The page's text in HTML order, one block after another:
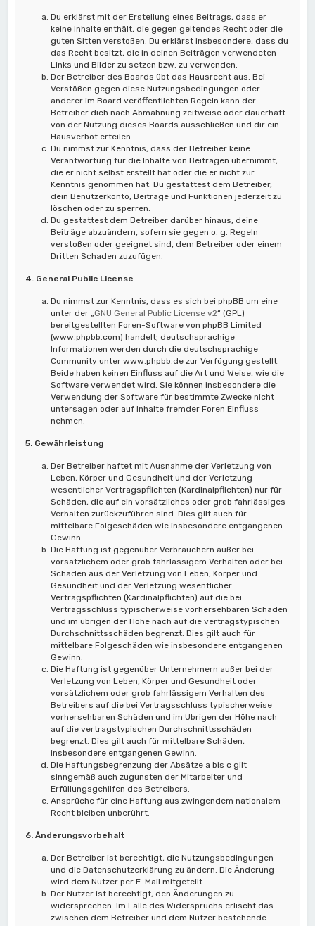
Du erklärst mit der Erstellung eines Beitrags, dass er
keine Inhalte enthält, die gegen geltendes Recht oder die
guten Sitten verstoßen. Du erklärst insbesondere, dass du
das Recht besitzt, die in deinen Beiträgen verwendeten
Links und Bilder zu setzen bzw. zu verwenden.
Der Betreiber des Boards übt das Hausrecht aus. Bei
Verstößen gegen diese Nutzungsbedingungen oder
anderer im Board veröffentlichten Regeln kann der
Betreiber dich nach Abmahnung zeitweise oder dauerhaft
von der Nutzung dieses Boards ausschließen und dir ein
Hausverbot erteilen.
Du nimmst zur Kenntnis, dass der Betreiber keine
Verantwortung für die Inhalte von Beiträgen übernimmt,
die er nicht selbst erstellt hat oder die er nicht zur
Kenntnis genommen hat. Du gestattest dem Betreiber,
dein Benutzerkonto, Beiträge und Funktionen jederzeit zu
löschen oder zu sperren.
Du gestattest dem Betreiber darüber hinaus, deine
Beiträge abzuändern, sofern sie gegen o. g. Regeln
verstoßen oder geeignet sind, dem Betreiber oder einem
Dritten Schaden zuzufügen.
4. General Public License
Du nimmst zur Kenntnis, dass es sich bei phpBB um eine
unter der „GNU General Public License v2“ (GPL)
bereitgestellten Foren-Software von phpBB Limited
(www.phpbb.com) handelt; deutschsprachige
Informationen werden durch die deutschsprachige
Community unter www.phpbb.de zur Verfügung gestellt.
Beide haben keinen Einfluss auf die Art und Weise, wie die
Software verwendet wird. Sie können insbesondere die
Verwendung der Software für bestimmte Zwecke nicht
untersagen oder auf Inhalte fremder Foren Einfluss
nehmen.
5. Gewährleistung
Der Betreiber haftet mit Ausnahme der Verletzung von
Leben, Körper und Gesundheit und der Verletzung
wesentlicher Vertragspflichten (Kardinalpflichten) nur für
Schäden, die auf ein vorsätzliches oder grob fahrlässiges
Verhalten zurückzuführen sind. Dies gilt auch für
mittelbare Folgeschäden wie insbesondere entgangenen
Gewinn.
Die Haftung ist gegenüber Verbrauchern außer bei
vorsätzlichem oder grob fahrlässigem Verhalten oder bei
Schäden aus der Verletzung von Leben, Körper und
Gesundheit und der Verletzung wesentlicher
Vertragspflichten (Kardinalpflichten) auf die bei
Vertragsschluss typischerweise vorhersehbaren Schäden
und im übrigen der Höhe nach auf die vertragstypischen
Durchschnittsschäden begrenzt. Dies gilt auch für
mittelbare Folgeschäden wie insbesondere entgangenen
Gewinn.
Die Haftung ist gegenüber Unternehmern außer bei der
Verletzung von Leben, Körper und Gesundheit oder
vorsätzlichem oder grob fahrlässigem Verhalten des
Betreibers auf die bei Vertragsschluss typischerweise
vorhersehbaren Schäden und im Übrigen der Höhe nach
auf die vertragstypischen Durchschnittsschäden
begrenzt. Dies gilt auch für mittelbare Schäden,
insbesondere entgangenen Gewinn.
Die Haftungsbegrenzung der Absätze a bis c gilt
sinngemäß auch zugunsten der Mitarbeiter und
Erfüllungsgehilfen des Betreibers.
Ansprüche für eine Haftung aus zwingendem nationalem
Recht bleiben unberührt.
6. Änderungsvorbehalt
Der Betreiber ist berechtigt, die Nutzungsbedingungen
und die Datenschutzerklärung zu ändern. Die Änderung
wird dem Nutzer per E-Mail mitgeteilt.
Der Nutzer ist berechtigt, den Änderungen zu
widersprechen. Im Falle des Widerspruchs erlischt das
zwischen dem Betreiber und dem Nutzer bestehende